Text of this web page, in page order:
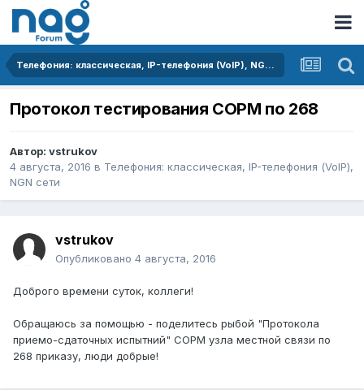
Телефония: классическая, IP-телефония (VoIP), NGN сети
Протокол тестирования СОРМ по 268
Автор: vstrukov
4 августа, 2016 в Телефония: классическая, IP-телефония (VoIP),
NGN сети
vstrukov
Опубликовано 4 августа, 2016
Доброго времени суток, коллеги!
Обращаюсь за помощью - поделитесь рыбой "Протокола
приемо-сдаточных испытний" СОРМ узла местной связи по
268 приказу, люди добрые!